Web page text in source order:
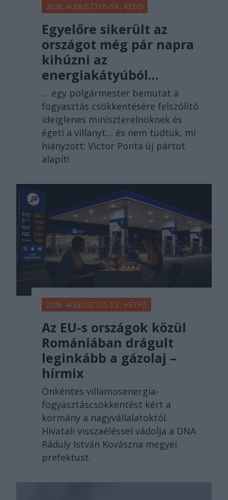
2026. AUGUSZTUS 04., KEDD
Egyelőre sikerült az
országot még pár napra
kihúzni az
energiakátyúból…
… egy polgármester bemutat a
fogyasztás csökkentésére felszólító
ideiglenes miniszterelnöknek és
égeti a villanyt… és nem tudtuk, mi
hiányzott: Victor Ponta új pártot
alapít!
2026. AUGUSZTUS 03., HÉTFŐ
Az EU-s országok közül
Romániában drágult
leginkább a gázolaj –
hírmix
Önkéntes villamosenergia-
fogyasztáscsökkentést kért a
kormány a nagyvállalatoktól.
Hivatali visszaéléssel vádolja a DNA
Ráduly István Kovászna megyei
prefektust.